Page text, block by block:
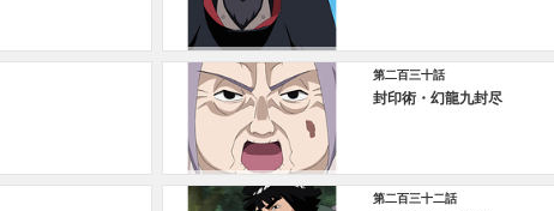
第二百三十話
封印術・幻龍九封尽
第二百三十二話